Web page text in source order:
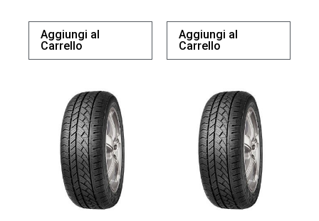
Aggiungi al
Carrello
Aggiungi al
Carrello